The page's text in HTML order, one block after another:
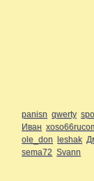
panisn qwerty
Иван
ole_don leshak
sema72 Svann